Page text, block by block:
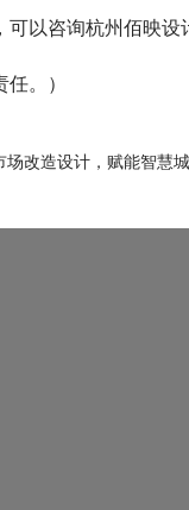
以咨询杭州佰映设
。）
场改造设计，赋能智慧